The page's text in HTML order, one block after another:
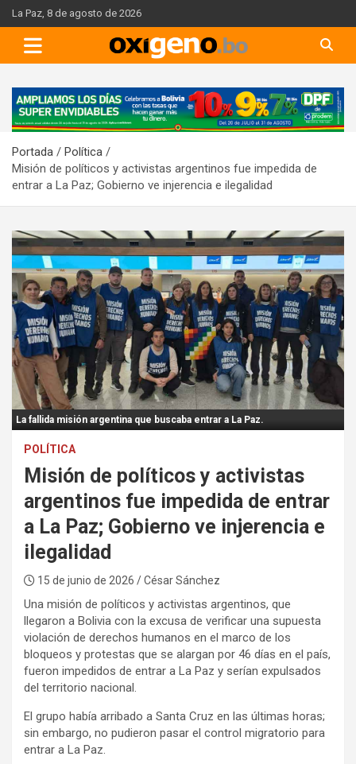
Skip
to
content
La Paz, 8 de agosto de 2026
A
d
e
r
t
s
e
m
e
n
t
Portada
Política
Misión de políticos y activistas argentinos fue impedida de
entrar a La Paz; Gobierno ve injerencia e ilegalidad
La fallida misión argentina que buscaba entrar a La Paz.
POLÍTICA
Misión de políticos y activistas
argentinos fue impedida de entrar
a La Paz; Gobierno ve injerencia e
ilegalidad
15 de junio de 2026 / César Sánchez
Una misión de políticos y activistas argentinos, que
llegaron a Bolivia con la excusa de verificar una supuesta
violación de derechos humanos en el marco de los
bloqueos y protestas que se alargan por 46 días en el país,
fueron impedidos de entrar a La Paz y serían expulsados
del territorio nacional.
El grupo había arribado a Santa Cruz en las últimas horas;
sin embargo, no pudieron pasar el control migratorio para
entrar a La Paz.